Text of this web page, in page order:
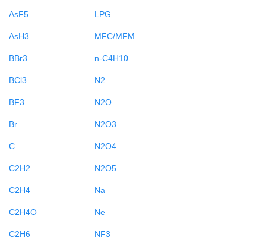
AsF5
AsH3
BBr3
BCl3
BF3
Br
C
C2H2
C2H4
C2H4O
C2H6
LPG
MFC/MFM
n-C4H10
N2
N2O
N2O3
N2O4
N2O5
Na
Ne
NF3